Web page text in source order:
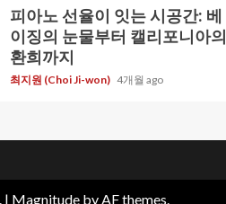
피아노 선율이 잇는 시공간: 베
이징의 눈물부터 캘리포니아의
환희까지
최지원 (Choi Ji-won) 4개월 ago
| Magnitudeby AF themes.